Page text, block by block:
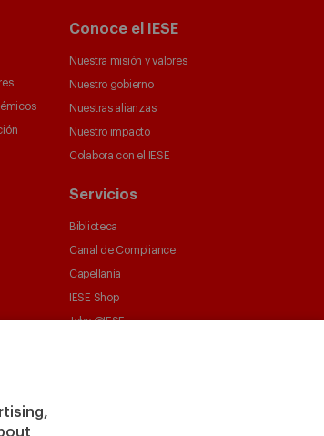
Conoce el IESE
Nuestra misión y valores
Nuestro gobierno
Nuestras alianzas
Nuestro impacto
Colabora con el IESE
Servicios
Biblioteca
Canal de Compliance
Capellanía
IESE Shop
Jobs @IESE